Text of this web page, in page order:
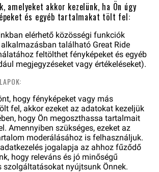
amelyeket akkor kezelünk, ha Ön úgy
és egyéb tartalmakat tölt fel:
elérhető közösségi funkciók
található Great Ride
feltölthet fényképeket és egyéb
megjegyzéseket vagy értékeléseket).
hogy fényképeket vagy más
fel, akkor ezeket az adatokat kezeljük
hogy Ön megoszthassa tartalmait
Amennyiben szükséges, ezeket az
moderálásához is felhasználjuk.
jogalapja az ahhoz fűződő
hogy releváns és jó minőségű
szolgáltatásokat nyújtsunk Önnek.